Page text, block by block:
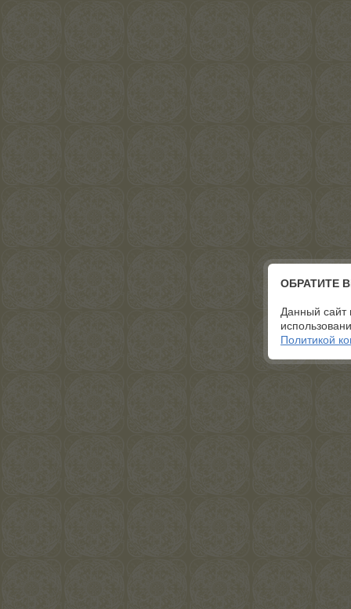
ОБРАТИТЕ
Данный сайт
Политикой